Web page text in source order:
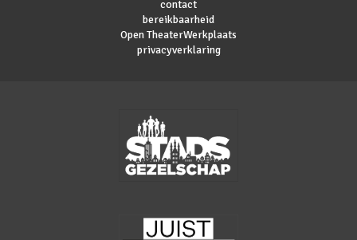
contact
bereikbaarheid
Open TheaterWerkplaats
privacyverklaring